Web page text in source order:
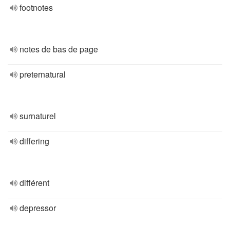
footnotes
notes de bas de page
preternatural
surnaturel
differing
différent
depressor